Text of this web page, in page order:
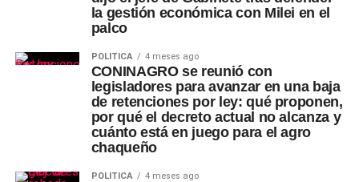
la gestión económica con Milei en el
palco
POLÍTICA 4 meses ago
CONINAGRO se reunió con
legisladores para avanzar en una baja
de retenciones por ley: qué proponen,
por qué el decreto actual no alcanza y
cuánto está en juego para el agro
chaqueño
POLÍTICA 4 meses ago